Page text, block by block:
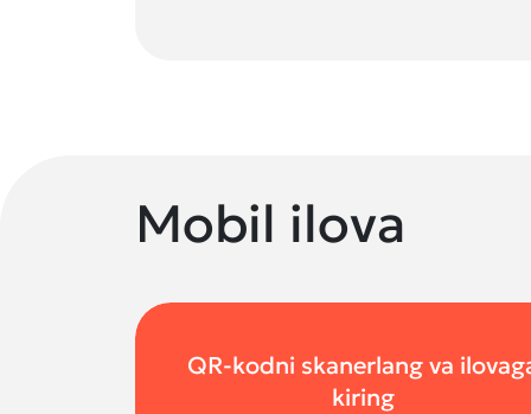
Mobil ilova
QR-kodni skanerlang va
kiring